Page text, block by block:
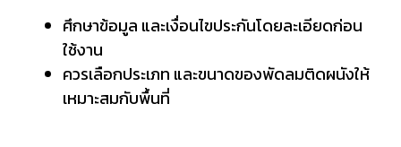
ศึกษาข้อมูล และเงื่อนไขประกันโดยละเอียดก่อน
ใช้งาน
ควรเลือกประเภท และขนาดของพัดลมติดผนังให้
เหมาะสมกับพื้นที่